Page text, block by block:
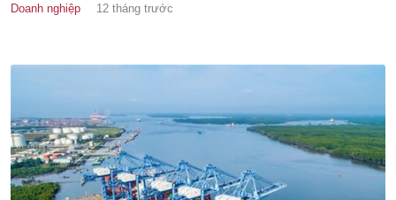
Doanh nghiệp 12 tháng trước